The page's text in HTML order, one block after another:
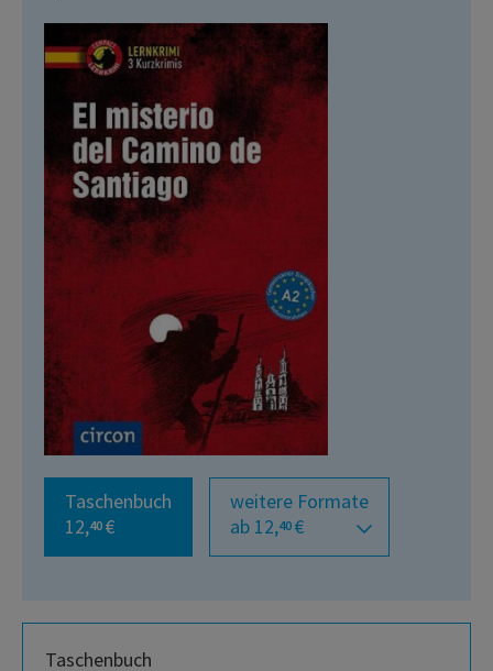
Taschenbuch
12,40 €
weitere Formate
ab 12,40 €
Taschenbuch